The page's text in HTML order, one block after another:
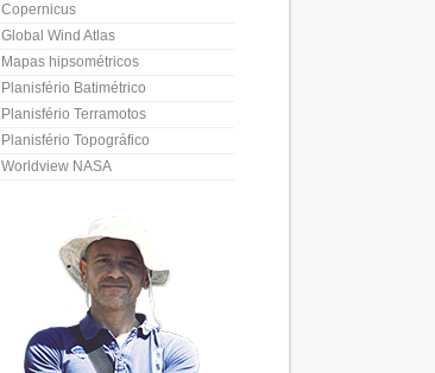
Copernicus
Global Wind Atlas
Mapas hipsométricos
Planisfério Batimétrico
Planisfério Terramotos
Planisfério Topográfico
Worldview NASA